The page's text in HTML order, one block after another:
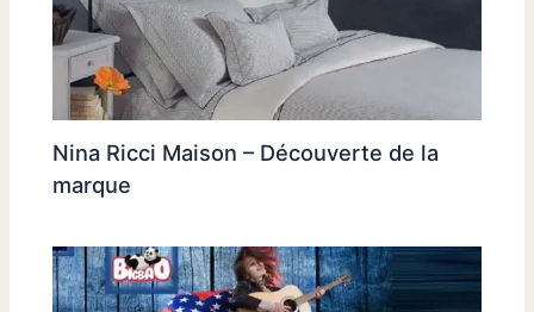
Nina Ricci Maison – Découverte de la
marque